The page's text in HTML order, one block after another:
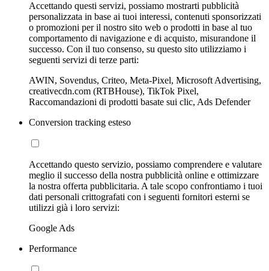
Accettando questi servizi, possiamo mostrarti pubblicità
personalizzata in base ai tuoi interessi, contenuti sponsorizzati
o promozioni per il nostro sito web o prodotti in base al tuo
comportamento di navigazione e di acquisto, misurandone il
successo. Con il tuo consenso, su questo sito utilizziamo i
seguenti servizi di terze parti:
AWIN, Sovendus, Criteo, Meta-Pixel, Microsoft Advertising,
creativecdn.com (RTBHouse), TikTok Pixel,
Raccomandazioni di prodotti basate sui clic, Ads Defender
Conversion tracking esteso
Accettando questo servizio, possiamo comprendere e valutare
meglio il successo della nostra pubblicità online e ottimizzare
la nostra offerta pubblicitaria. A tale scopo confrontiamo i tuoi
dati personali crittografati con i seguenti fornitori esterni se
utilizzi già i loro servizi:
Google Ads
Performance